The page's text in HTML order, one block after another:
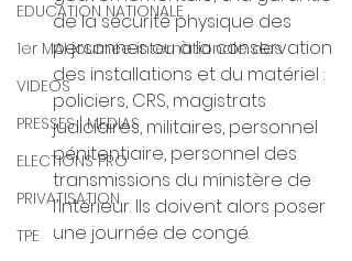
EDUCATION NATIONALE
1er MAI journée internationale des
VIDEOS
PRESSES | MEDIAS
ELECTIONS PRO
PRIVATISATION
TPE
de la sécurité physique des
personnes ou à la conservation
des installations et du matériel :
policiers, CRS, magistrats
judiciaires, militaires, personnel
pénitentiaire, personnel des
transmissions du ministère de
l’Intérieur. Ils doivent alors poser
une journée de congé.